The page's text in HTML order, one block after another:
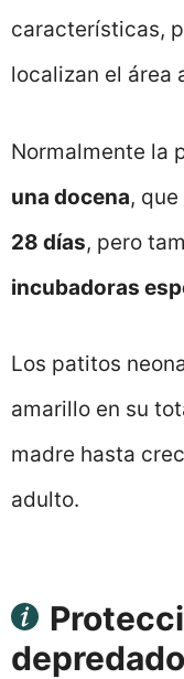
características,
localizan el área
Normalmente la
una docena,
28 días, pero
incubadoras
Los patitos
amarillo en su
madre hasta
adulto.